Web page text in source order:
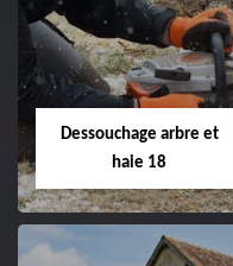
Taille de haie 18
Entreprise taille de haie
18 Cher tel:
02.52.56.49.40
Dessouchage arbre et
haie 18